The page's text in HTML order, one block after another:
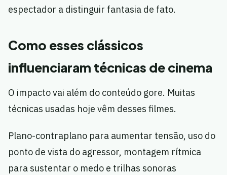
espectador a distinguir fantasia de fato.
Como esses clássicos
influenciaram técnicas de cinema
O impacto vai além do conteúdo gore. Muitas
técnicas usadas hoje vêm desses filmes.
Plano-contraplano para aumentar tensão, uso do
ponto de vista do agressor, montagem rítmica
para sustentar o medo e trilhas sonoras